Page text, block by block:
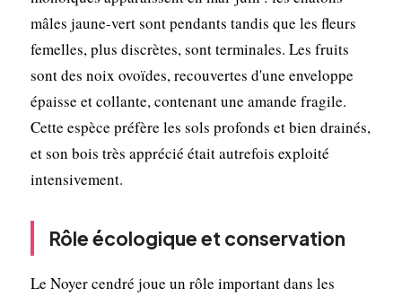
mâles jaune-vert sont pendants tandis que les fleurs
femelles, plus discrètes, sont terminales. Les fruits
sont des noix ovoïdes, recouvertes d'une enveloppe
épaisse et collante, contenant une amande fragile.
Cette espèce préfère les sols profonds et bien drainés,
et son bois très apprécié était autrefois exploité
intensivement.
Rôle écologique et conservation
Le Noyer cendré joue un rôle important dans les